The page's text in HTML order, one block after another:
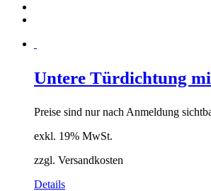
Untere Türdichtung
Preise sind nur nach Anmeldung
exkl. 19% MwSt.
zzgl. Versandkosten
Details